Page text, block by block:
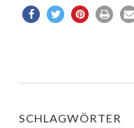
SCHLAGWÖRTER